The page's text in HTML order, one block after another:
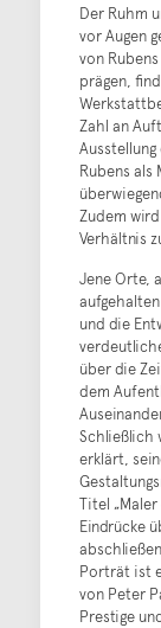
Der Ruhm
vor Augen
von
prägen,
Zahl an
Rubens als
Zudem
Verhältnis
Jene Orte,
und die
über die
dem
Schließlich
erklärt,
Titel
Eindrücke
Porträt ist
von Peter
Prestige